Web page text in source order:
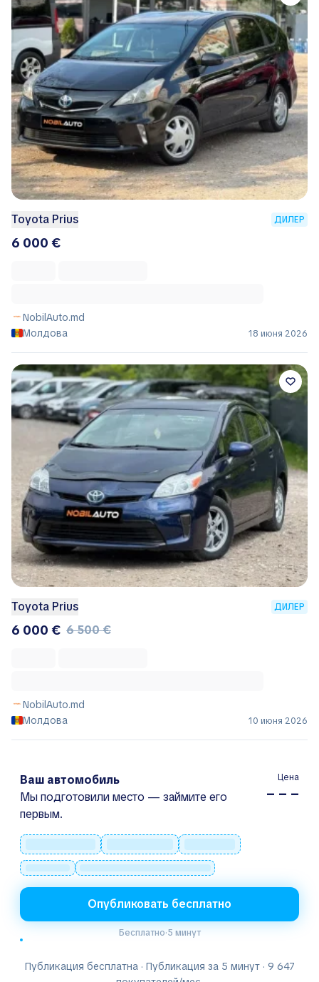
Toyota Prius ДИЛЕР
6 000 €
NobilAuto.md
Молдова
18 июня 2026
Toyota Prius ДИЛЕР
6 000 € 6 500 €
NobilAuto.md
Молдова
10 июня 2026
Ваш автомобиль
Мы подготовили место — займите его
первым.
Цена
– – –
Опубликовать бесплатно
Бесплатно·5 минут
Публикация бесплатна · Публикация за 5 минут · 9 647